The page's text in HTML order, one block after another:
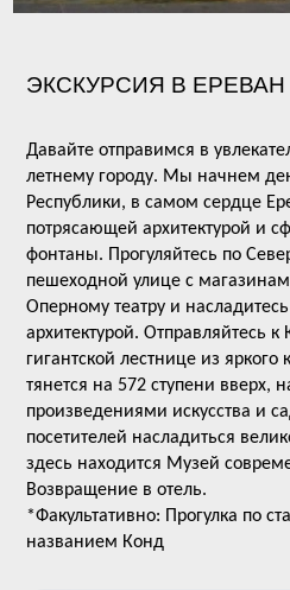
ЭКСКУРСИЯ В ЕРЕВАН
Давайте отправимся в
летнему городу. Мы начнем
Республики, в самом сердце
потрясающей архитектурой и
фонтаны. Прогуляйтесь по
пешеходной улице с
Оперному театру и
архитектурой. Отправляйтесь
гигантской лестнице из яркого
тянется на 572 ступени вверх,
произведениями искусства и
посетителей насладиться
здесь находится Музей
Возвращение в отель.
*Факультативно: Прогулка по
названием Конд